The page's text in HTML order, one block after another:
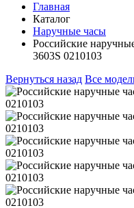
Главная
Каталог
Наручные часы
Российские
3603S 0210103
Вернуться назад Все